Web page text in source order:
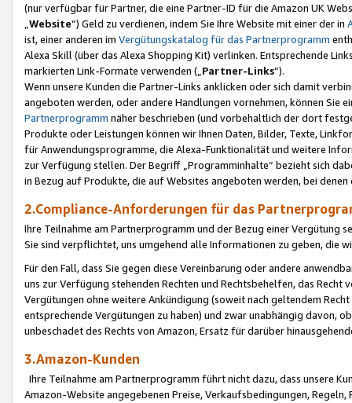
(nur verfügbar für Partner, die eine Partner-ID für die Amazon UK
Website“) Geld zu verdienen, indem Sie Ihre Website mit einer der in
ist, einer anderen im Vergütungskatalog für das Partnerprogramm
Alexa Skill (über das Alexa Shopping Kit) verlinken. Entsprechende
markierten Link-Formate verwenden („ Partner-Links“).
Wenn unsere Kunden die Partner-Links anklicken oder sich damit
angeboten werden, oder andere Handlungen vornehmen, können Sie
Partnerprogramm näher beschrieben (und vorbehaltlich der dort
Produkte oder Leistungen können wir Ihnen Daten, Bilder, Texte,
für Anwendungsprogramme, die Alexa-Funktionalität und weitere
zur Verfügung stellen. Der Begriff „Programminhalte“ bezieht sich
in Bezug auf Produkte, die auf Websites angeboten werden, bei
2.Compliance-Anforderungen für das
Ihre Teilnahme am Partnerprogramm und der Bezug einer Vergütung
Sie sind verpflichtet, uns umgehend alle Informationen zu geben, die
Für den Fall, dass Sie gegen diese Vereinbarung oder andere
uns zur Verfügung stehenden Rechten und Rechtsbehelfen, das
Vergütungen ohne weitere Ankündigung (soweit nach geltendem
entsprechende Vergütungen zu haben) und zwar unabhängig davon,
unbeschadet des Rechts von Amazon, Ersatz für darüber
3.Amazon-Kunden
Ihre Teilnahme am Partnerprogramm führt nicht dazu, dass unsere
Amazon-Website angegebenen Preise, Verkaufsbedingungen,